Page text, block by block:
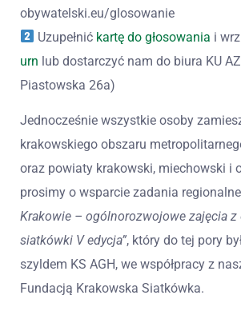
obywatelski.eu/glosowanie
Uzupełnić kartę do głosowania i
urn lub dostarczyć nam do biura KU
Piastowska 26a)
Jednocześnie wszystkie osoby
krakowskiego obszaru
oraz powiaty krakowski, miechowski i
prosimy o wsparcie zadania
Krakowie – ogólnorozwojowe zajęcia z
siatkówki V edycja”, który do tej pory
szyldem KS AGH, we współpracy z
Fundacją Krakowska Siatkówka.